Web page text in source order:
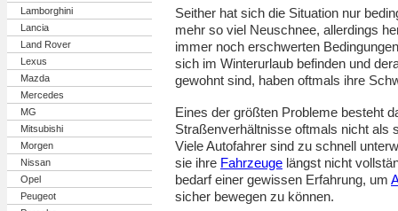
Lamborghini
Lancia
Land Rover
Lexus
Mazda
Mercedes
MG
Mitsubishi
Morgen
Nissan
Opel
Peugeot
Seither hat sich die Situation nur
mehr so viel Neuschnee, allerdings
immer noch erschwerten
sich im Winterurlaub befinden und
gewohnt sind, haben oftmals ihre
Eines der größten Probleme besteht
Straßenverhältnisse oftmals nicht als
Viele Autofahrer sind zu schnell
sie ihre Fahrzeuge längst nicht
bedarf einer gewissen Erfahrung, um
sicher bewegen zu können.